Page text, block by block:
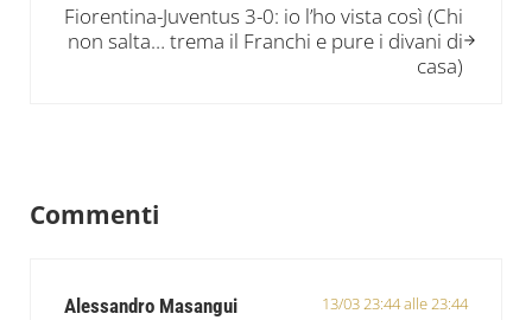
Fiorentina-Juventus 3-0: io l’ho vista così (Chi
non salta… trema il Franchi e pure i divani di
casa)
Commenti
Alessandro Masangui 13/03 23:44 alle 23:44